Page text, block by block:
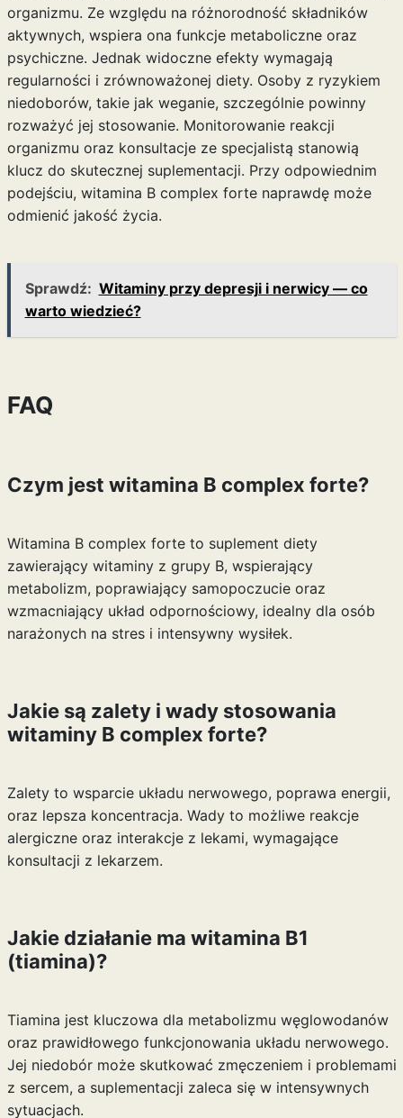
organizmu. Ze względu na różnorodność składników
aktywnych, wspiera ona funkcje metaboliczne oraz
psychiczne. Jednak widoczne efekty wymagają
regularności i zrównoważonej diety. Osoby z ryzykiem
niedoborów, takie jak weganie, szczególnie powinny
rozważyć jej stosowanie. Monitorowanie reakcji
organizmu oraz konsultacje ze specjalistą stanowią
klucz do skutecznej suplementacji. Przy odpowiednim
podejściu, witamina B complex forte naprawdę może
odmienić jakość życia.
Sprawdź: Witaminy przy depresji i nerwicy — co
warto wiedzieć?
FAQ
Czym jest witamina B complex forte?
Witamina B complex forte to suplement diety
zawierający witaminy z grupy B, wspierający
metabolizm, poprawiający samopoczucie oraz
wzmacniający układ odpornościowy, idealny dla osób
narażonych na stres i intensywny wysiłek.
Jakie są zalety i wady stosowania
witaminy B complex forte?
Zalety to wsparcie układu nerwowego, poprawa energii,
oraz lepsza koncentracja. Wady to możliwe reakcje
alergiczne oraz interakcje z lekami, wymagające
konsultacji z lekarzem.
Jakie działanie ma witamina B1
(tiamina)?
Tiamina jest kluczowa dla metabolizmu węglowodanów
oraz prawidłowego funkcjonowania układu nerwowego.
Jej niedobór może skutkować zmęczeniem i problemami
z sercem, a suplementacji zaleca się w intensywnych
sytuacjach.